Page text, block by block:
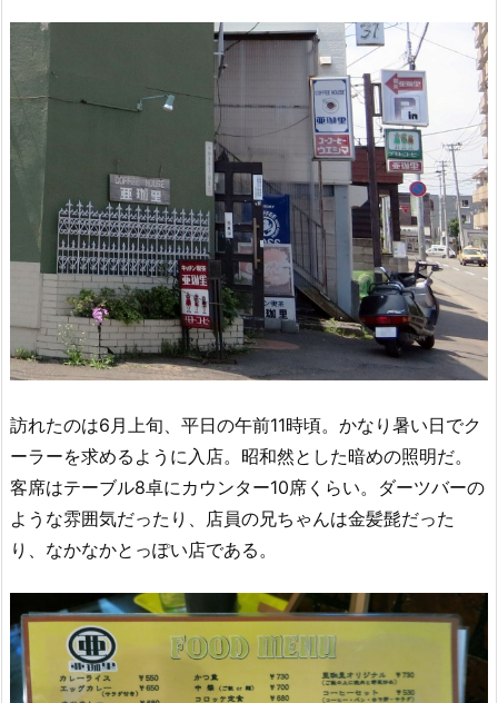
訪れたのは6月上旬、平日の午前11時頃。かなり暑い日でク
ーラーを求めるように入店。昭和然とした暗めの照明だ。
客席はテーブル8卓にカウンター10席くらい。ダーツバーの
ような雰囲気だったり、店員の兄ちゃんは金髪髭だった
り、なかなかとっぽい店である。